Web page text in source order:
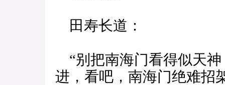
田寿长道：
“别把南海门看得似天
进，看吧，南海门绝难招